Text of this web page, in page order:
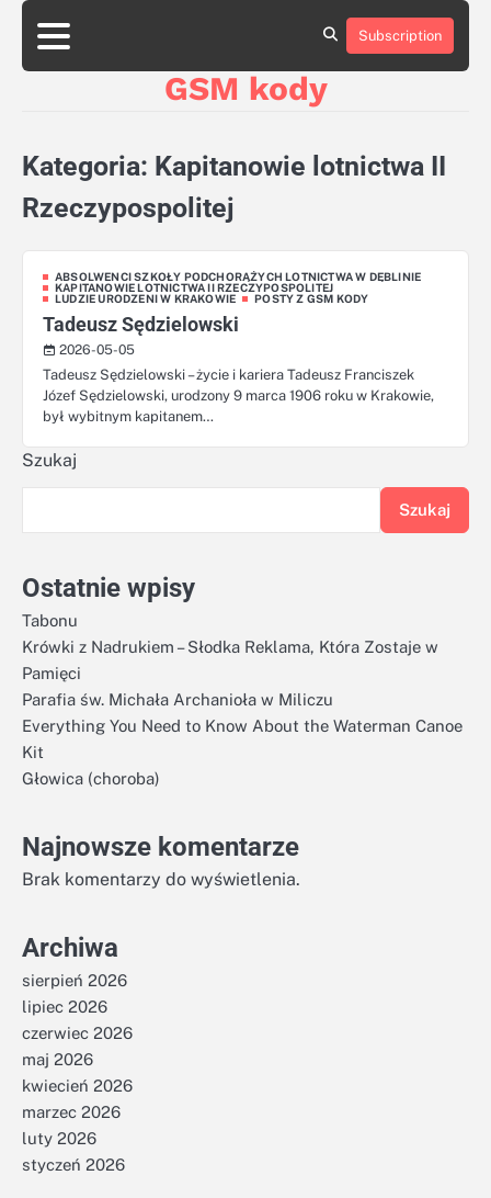
Skip
content
aluminumboatplans.com
dobra-
plywoodboatplans.com
aluminumboatplans.com
dobra-
plywoodboatplans.com
Kontakt
Kontakt
Subscription
GSM kody
Kategoria: Kapitanowie lotnictwa II
Rzeczypospolitej
ABSOLWENCI SZKOŁY PODCHORĄŻYCH LOTNICTWA W DĘBLINIE
KAPITANOWIE LOTNICTWA II RZECZYPOSPOLITEJ
LUDZIE URODZENI W KRAKOWIE
POSTY Z GSM KODY
Tadeusz Sędzielowski
2026-05-05
Tadeusz Sędzielowski – życie i kariera Tadeusz Franciszek
Józef Sędzielowski, urodzony 9 marca 1906 roku w Krakowie,
był wybitnym kapitanem…
Szukaj
Szukaj
Ostatnie wpisy
Tabonu
Krówki z Nadrukiem – Słodka Reklama, Która Zostaje w
Pamięci
Parafia św. Michała Archanioła w Miliczu
Everything You Need to Know About the Waterman Canoe
Kit
Głowica (choroba)
Najnowsze komentarze
Brak komentarzy do wyświetlenia.
Archiwa
sierpień 2026
lipiec 2026
czerwiec 2026
maj 2026
kwiecień 2026
marzec 2026
luty 2026
styczeń 2026